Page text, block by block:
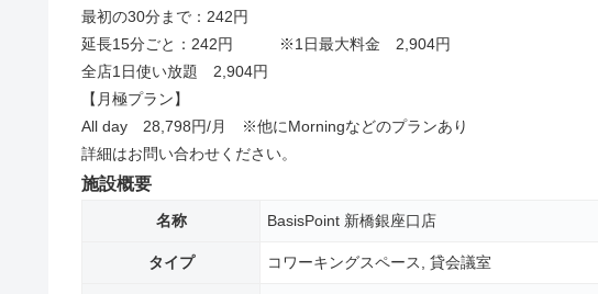
最初の30分まで：242円
延長15分ごと：242円 ※1日最大料金 2,904円
全店1日使い放題 2,904円
【月極プラン】
All day 28,798円/月 ※他にMorningなどのプランあり
詳細はお問い合わせください。
施設概要
名称 BasisPoint 新橋銀座口店
タイプ コワーキングスペース, 貸会議室